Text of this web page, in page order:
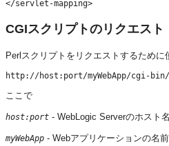
CGIスクリプトのリクエスト
Perlスクリプトをリクエストするため
ここで
host:port - WebLogic Serverのホスト
myWebApp - Webアプリケーションの名前